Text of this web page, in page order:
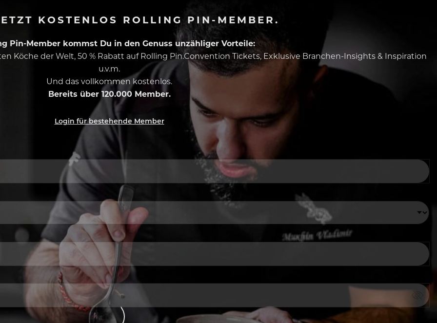
KOSTENLOS ROLLING PIN-MEMBER.
Pin-Member kommst Du in den Genuss unzähliger Vorteile:
Köche der Welt, 50 % Rabatt auf Rolling Pin.Convention Tickets, Exklusive Branchen-Insights & Inspiration
u.v.m.
Und das vollkommen kostenlos.
Bereits über 120.000 Member.
Login für bestehende Member